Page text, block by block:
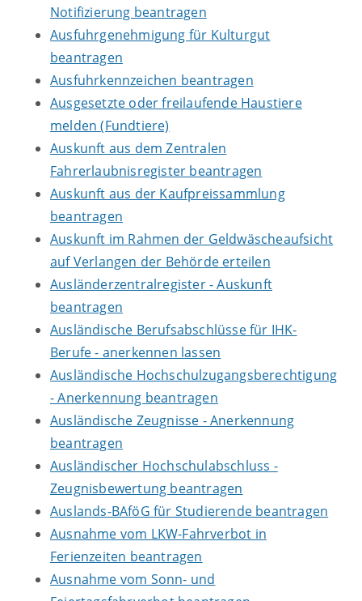
Notifizierung beantragen
Ausfuhrgenehmigung für Kulturgut
beantragen
Ausfuhrkennzeichen beantragen
Ausgesetzte oder freilaufende Haustiere
melden (Fundtiere)
Auskunft aus dem Zentralen
Fahrerlaubnisregister beantragen
Auskunft aus der Kaufpreissammlung
beantragen
Auskunft im Rahmen der Geldwäscheaufsicht
auf Verlangen der Behörde erteilen
Ausländerzentralregister - Auskunft
beantragen
Ausländische Berufsabschlüsse für IHK-
Berufe - anerkennen lassen
Ausländische Hochschulzugangsberechtigung
- Anerkennung beantragen
Ausländische Zeugnisse - Anerkennung
beantragen
Ausländischer Hochschulabschluss -
Zeugnisbewertung beantragen
Auslands-BAföG für Studierende beantragen
Ausnahme vom LKW-Fahrverbot in
Ferienzeiten beantragen
Ausnahme vom Sonn- und